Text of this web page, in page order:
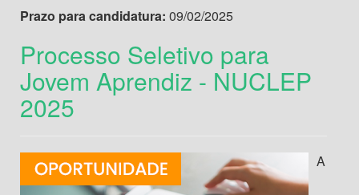
Prazo para candidatura: 09/02/2025
Processo Seletivo para
Jovem Aprendiz - NUCLEP
2025
A